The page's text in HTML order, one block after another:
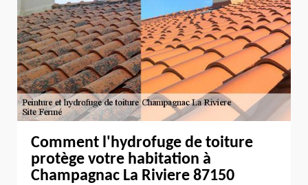
Comment l'hydrofuge de toiture
protège votre habitation à
Champagnac La Riviere 87150